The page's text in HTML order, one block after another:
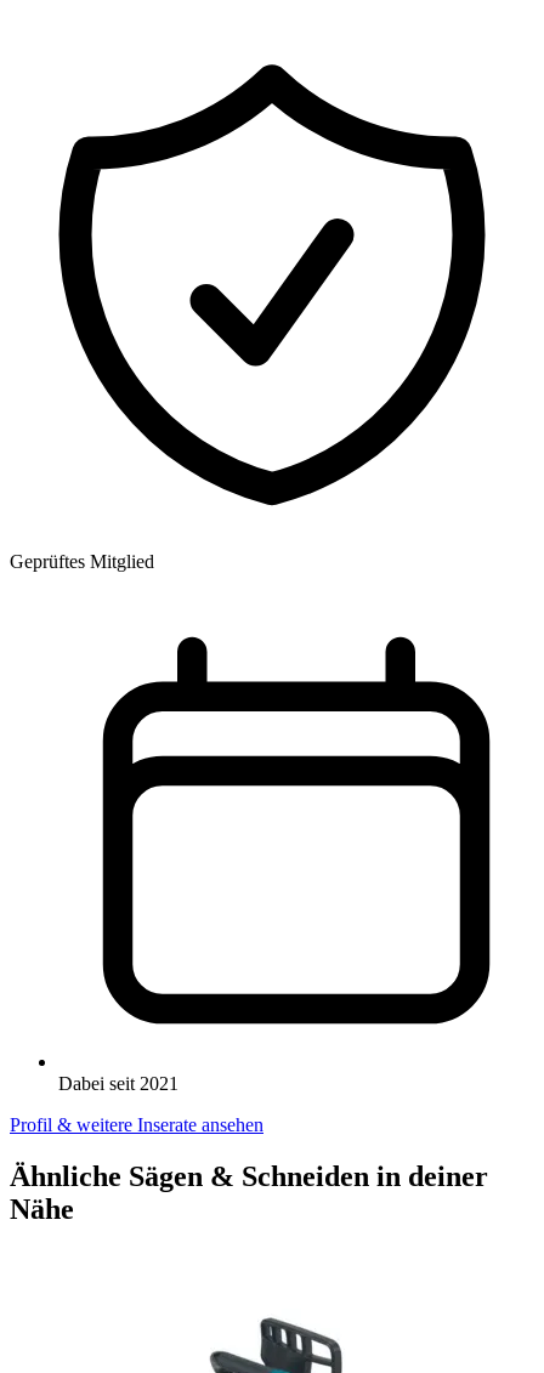
Geprüftes Mitglied
Dabei seit 2021
Profil & weitere Inserate ansehen
Ähnliche Sägen & Schneiden in deiner
Nähe